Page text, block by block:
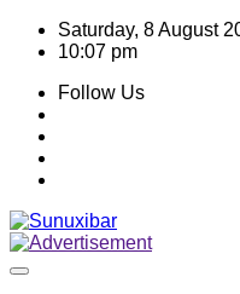
Skip
Saturday, 8 August
10:07 pm
Follow Us